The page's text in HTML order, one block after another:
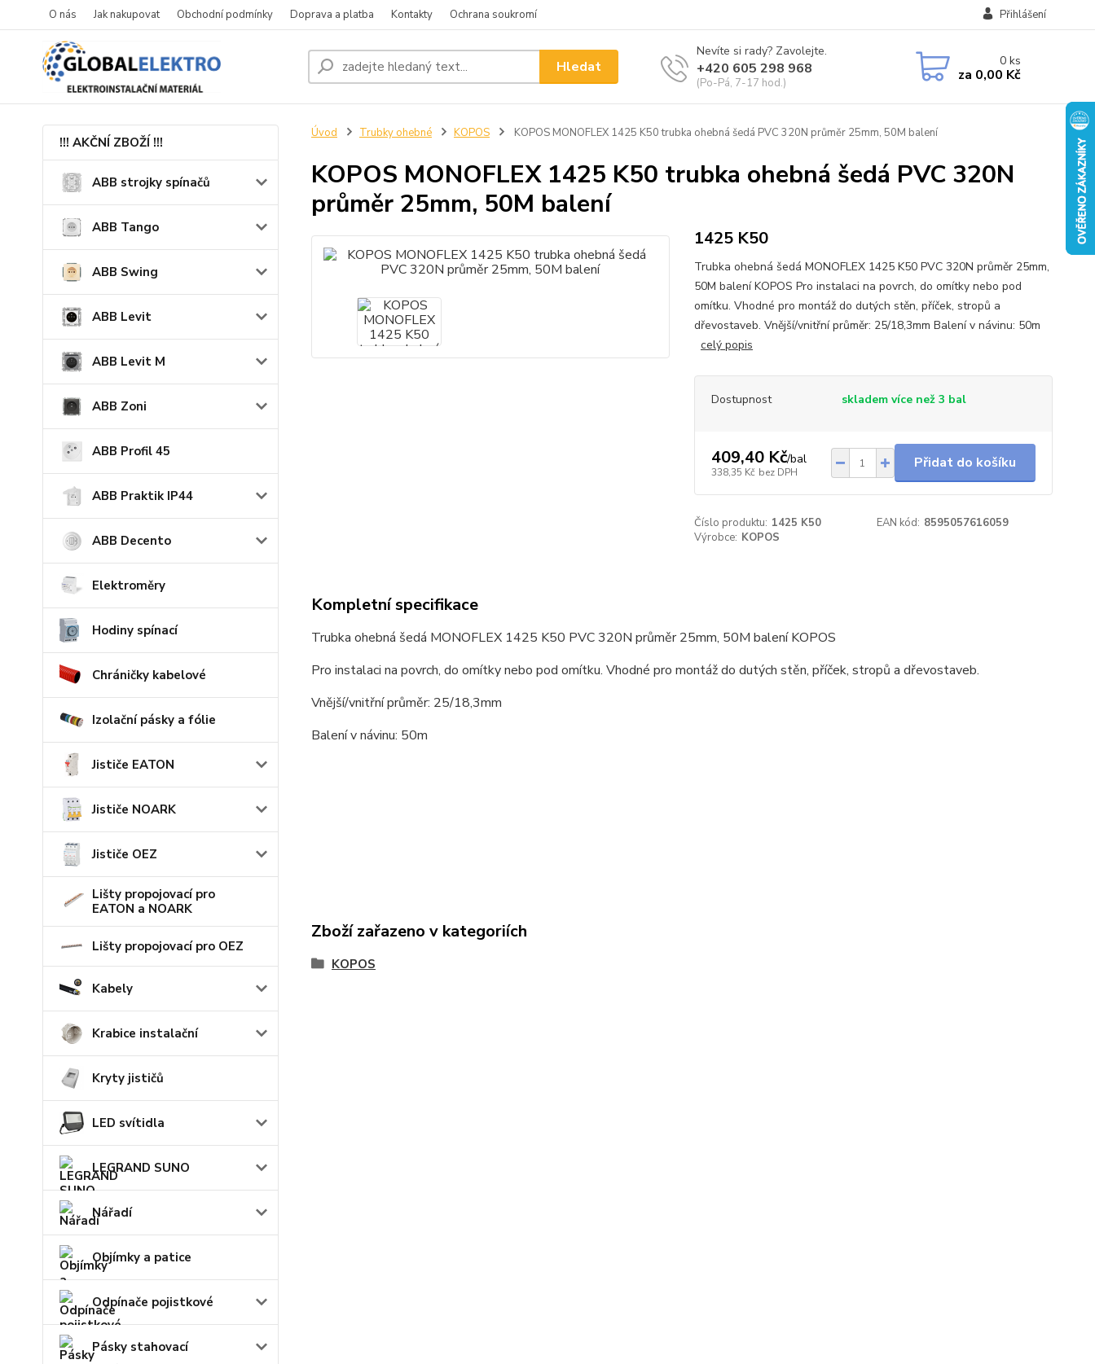
O nás Jak nakupovat Obchodní podmínky Doprava a platba Kontakty Ochrana soukromí Přihlášení
Hledat
Nevíte si rady? Zavolejte.
+420 605 298 968
(Po-Pá, 7-17 hod.)
0ks
za 0,00 Kč
!!! AKČNÍ ZBOŽÍ !!!
ABB strojky spínačů
ABB Tango
ABB Swing
ABB Levit
ABB Levit M
ABB Zoni
ABB Profil 45
ABB Praktik IP44
ABB Decento
Elektroměry
Hodiny spínací
Chráničky kabelové
Izolační pásky a fólie
Jističe EATON
Jističe NOARK
Jističe OEZ
Lišty propojovací pro
EATON a NOARK
Lišty propojovací pro OEZ
Kabely
Krabice instalační
Kryty jističů
LED svítidla
LEGRAND SUNO
Nářadí
Objímky a patice
Odpínače pojistkové
Pásky stahovací
Úvod Trubky ohebné KOPOS KOPOS MONOFLEX 1425 K50 trubka ohebná šedá PVC 320N průměr 25mm, 50M balení
KOPOS MONOFLEX 1425 K50 trubka ohebná šedá PVC 320N
průměr 25mm, 50M balení
1425 K50
Trubka ohebná šedá MONOFLEX 1425 K50 PVC 320N průměr 25mm,
50M balení KOPOS Pro instalaci na povrch, do omítky nebo pod
omítku. Vhodné pro montáž do dutých stěn, příček, stropů a
dřevostaveb. Vnější/vnitřní průměr: 25/18,3mm Balení v návinu: 50m
celý popis
Dostupnost skladem více než 3 bal
409,40 Kč/bal
338,35 Kč bez DPH
Přidat do košíku
Číslo produktu: 1425 K50 EAN kód: 8595057616059
Výrobce: KOPOS
Kompletní specifikace
Trubka ohebná šedá MONOFLEX 1425 K50 PVC 320N průměr 25mm, 50M balení KOPOS
Pro instalaci na povrch, do omítky nebo pod omítku. Vhodné pro montáž do dutých stěn, příček, stropů a dřevostaveb.
Vnější/vnitřní průměr: 25/18,3mm
Balení v návinu: 50m
Zboží zařazeno v kategoriích
KOPOS